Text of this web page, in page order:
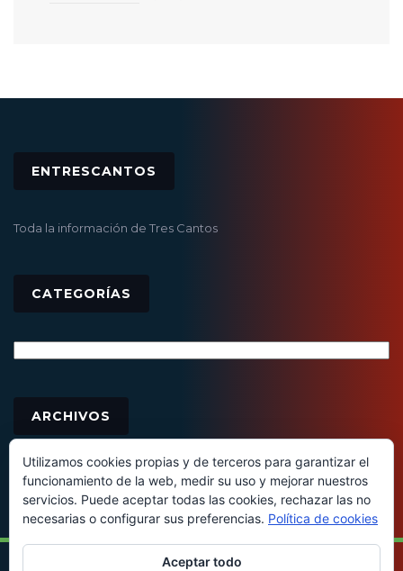
ENTRESCANTOS
Toda la información de Tres Cantos
CATEGORÍAS
ARCHIVOS
Utilizamos cookies propias y de terceros para garantizar el
funcionamiento de la web, medir su uso y mejorar nuestros
servicios. Puede aceptar todas las cookies, rechazar las no
necesarias o configurar sus preferencias. Política de cookies
Aceptar todo